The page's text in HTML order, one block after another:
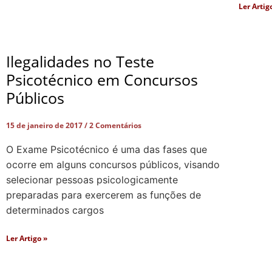
Ler
Ilegalidades no Teste
Psicotécnico em Concursos
Públicos
15 de janeiro de 2017 2 Comentários
O Exame Psicotécnico é uma das fases que
ocorre em alguns concursos públicos, visando
selecionar pessoas psicologicamente
preparadas para exercerem as funções de
determinados cargos
Ler Artigo »